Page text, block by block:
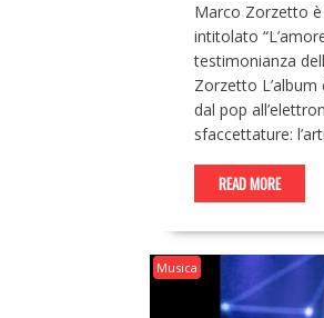
Marco Zorzetto
intitolato
testimonianza
Zorzetto
dal pop
sfaccettature:
READ MORE
Musica